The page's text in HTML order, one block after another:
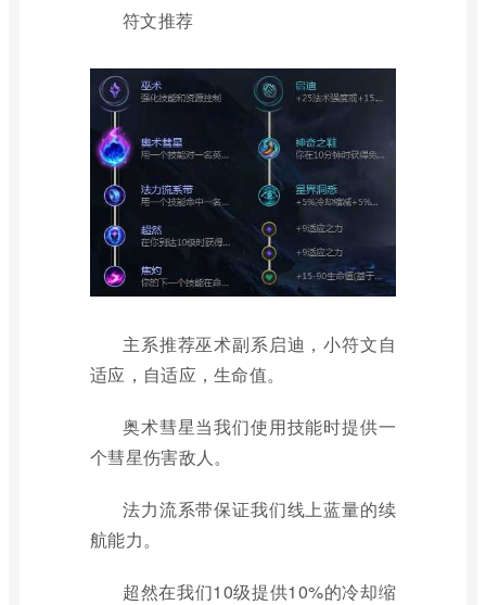
符文推荐
主系推荐巫术副系启迪，小符文自
适应，自适应，生命值。
奥术彗星当我们使用技能时提供一
个彗星伤害敌人。
法力流系带保证我们线上蓝量的续
航能力。
超然在我们10级提供10%的冷却缩